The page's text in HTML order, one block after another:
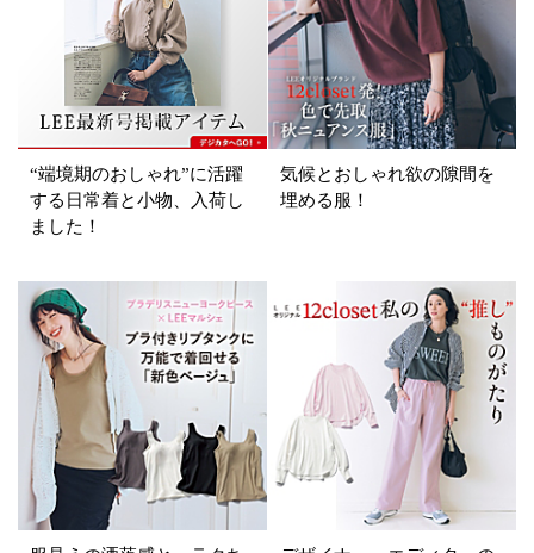
掲載雑誌
すべて 新着
SALE商品
再入荷 ラスト1
在庫あり
“端境期のおしゃれ”に活躍
する日常着と小物、入荷し
ました！
気候とおしゃれ欲の隙間を
埋める服！